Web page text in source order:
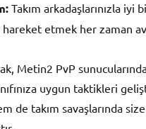
Takım arkadaşlarınızla iyi
etmek her zaman
Metin2 PvP
uygun taktikleri
de takım savaşlarında